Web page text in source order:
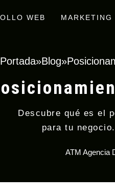
WEB
Portada»Blog»
Descubre qué es el
para tu
ATM Agencia